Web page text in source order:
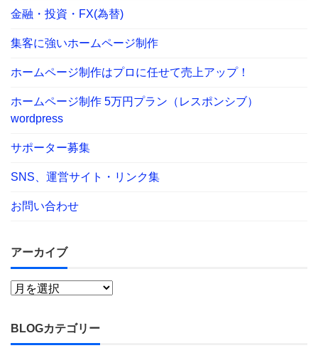
金融・投資・FX(為替)
集客に強いホームページ制作
ホームページ制作はプロに任せて売上アップ！
ホームページ制作 5万円プラン（レスポンシブ）
wordpress
サポーター募集
SNS、運営サイト・リンク集
お問い合わせ
アーカイブ
BLOGカテゴリー